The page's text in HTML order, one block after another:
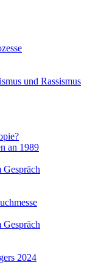
und Rassismus
an 1989
2024